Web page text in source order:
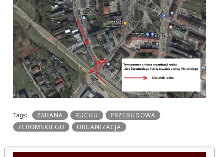
Tags: ZMIANA RUCHU
PRZEBUDOWA
ZEROMSKIEGO
ORGANIZACJA